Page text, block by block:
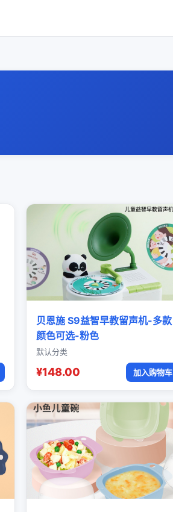
贝恩施 S9益智早教留声机-多款
颜色可选-粉色
默认分类
¥148.00 加入购物车